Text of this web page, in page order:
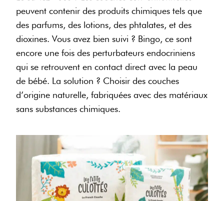
peuvent contenir des produits chimiques tels que
des parfums, des lotions, des phtalates, et des
dioxines. Vous avez bien suivi ? Bingo, ce sont
encore une fois des perturbateurs endocriniens
qui se retrouvent en contact direct avec la peau
de bébé. La solution ? Choisir des couches
d’origine naturelle, fabriquées avec des matériaux
sans substances chimiques.